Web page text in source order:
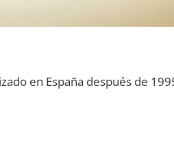
en España después dе